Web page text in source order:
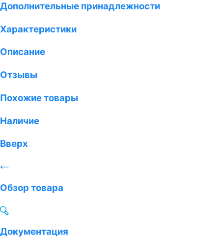
Дополнительные принадлежности
Характеристики
Описание
Отзывы
Похожие товары
Наличие
Вверх
Обзор товара
Документация